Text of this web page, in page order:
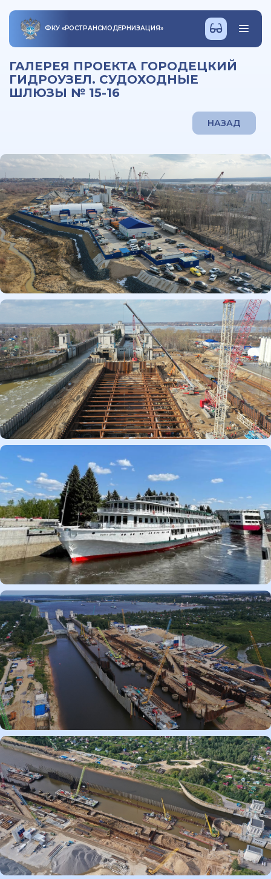
ФКУ «РОСТРАНСМОДЕРНИЗАЦИЯ»
ГАЛЕРЕЯ ПРОЕКТА ГОРОДЕЦКИЙ
ГИДРОУЗЕЛ. СУДОХОДНЫЕ
ШЛЮЗЫ № 15-16
НАЗАД